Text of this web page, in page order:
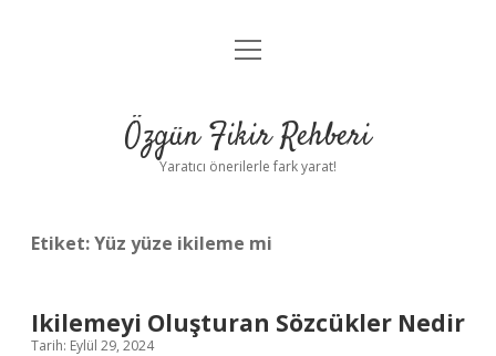
Gizlilik Politikası
Yasal Uyarı
menüyü
Özgün Fikir Rehberi
Yaratıcı önerilerle fark yarat!
Etiket:Yüz yüze ikileme mi
Ikilemeyi Oluşturan Sözcükler Nedir
Tarih: Eylül 29, 2024